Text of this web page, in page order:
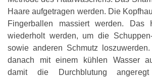
Haare aufgetragen werden. Die
Fingerballen massiert werden. Das
wiederholt werden, um die
sowie anderen Schmutz
danach mit einem kühlen Wasser
damit die Durchblutung